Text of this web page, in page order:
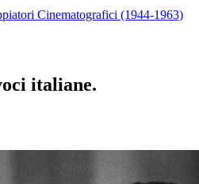
Cinematografici (1944-1963)
italiane.